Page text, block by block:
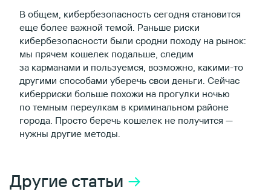
В общем, кибербезопасность сегодня становится
еще более важной темой. Раньше риски
кибербезопасности были сродни походу на рынок:
мы прячем кошелек подальше, следим
за карманами и пользуемся, возможно, какими-то
другими способами уберечь свои деньги. Сейчас
киберриски больше похожи на прогулки ночью
по темным переулкам в криминальном районе
города. Просто беречь кошелек не получится —
нужны другие методы.
Другие cтатьи